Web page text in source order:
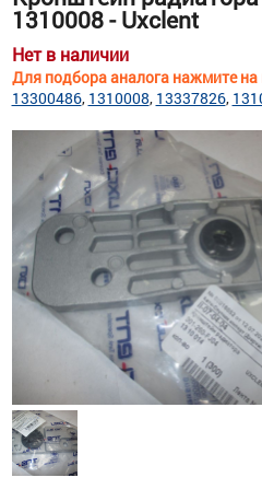
1310008 - Uxclent
Нет в наличии
Для подбора аналога нажмите на
13300486 1310008 13337826